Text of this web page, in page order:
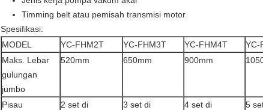
Timming belt atau pemisah transmisi motor
Spesifikasi:
MODEL
YC-FHM2T YC-FHM3T YC-FHM4T YC-
Maks. Lebar
gulungan
jumbo
520mm 650mm 900mm
Pisau
2 set di
3 set di
4 set di
5